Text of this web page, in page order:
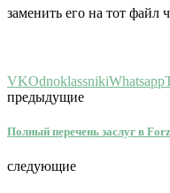
заменить его на тот файл
VKOdnoklassnikiWhatsapp
предыдущие
Полный перечень заслуг в
следующие